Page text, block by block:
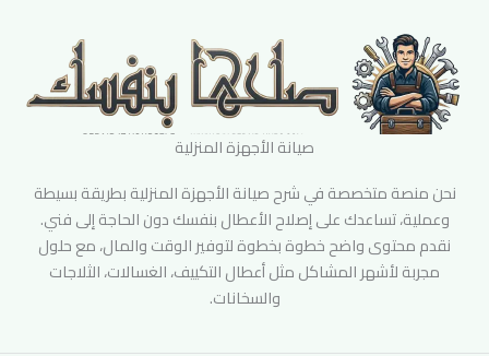
صيانة الأجهزة المنزلية
نحن منصة متخصصة في شرح صيانة الأجهزة المنزلية بطريقة بسيطة
وعملية، تساعدك على إصلاح الأعطال بنفسك دون الحاجة إلى فني.
نقدم محتوى واضح خطوة بخطوة لتوفير الوقت والمال، مع حلول
مجربة لأشهر المشاكل مثل أعطال التكييف، الغسالات، الثلاجات
والسخانات.